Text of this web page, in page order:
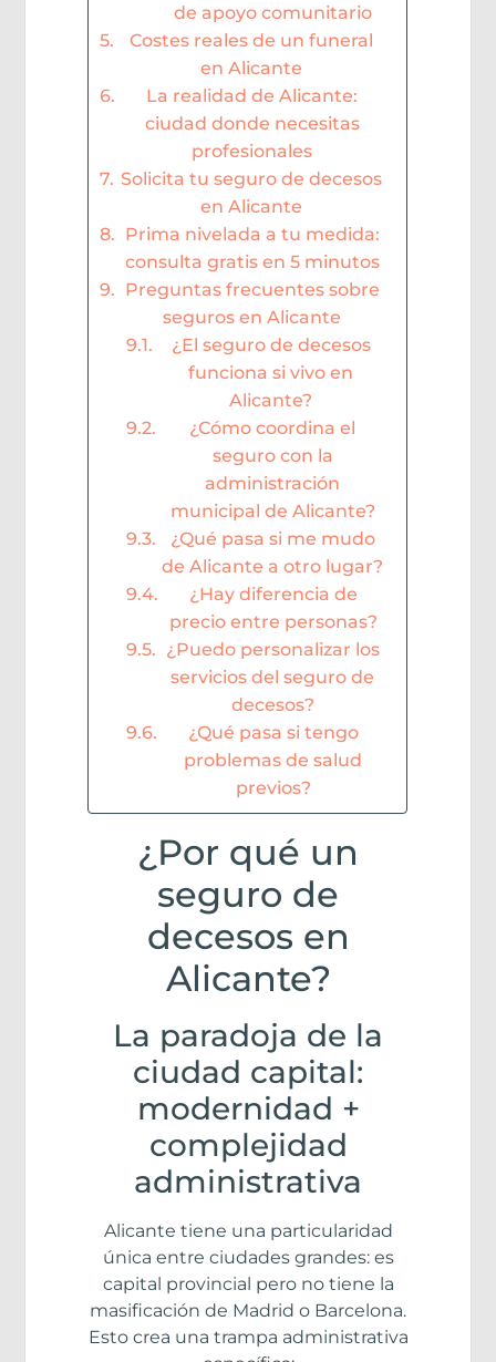
de apoyo comunitario
Costes reales de un funeral
en Alicante
La realidad de Alicante:
ciudad donde necesitas
profesionales
Solicita tu seguro de decesos
en Alicante
Prima nivelada a tu medida:
consulta gratis en 5 minutos
Preguntas frecuentes sobre
seguros en Alicante
¿El seguro de decesos
funciona si vivo en
Alicante?
¿Cómo coordina el
seguro con la
administración
municipal de Alicante?
¿Qué pasa si me mudo
de Alicante a otro lugar?
¿Hay diferencia de
precio entre personas?
¿Puedo personalizar los
servicios del seguro de
decesos?
¿Qué pasa si tengo
problemas de salud
previos?
¿Por qué un
seguro de
decesos en
Alicante?
La paradoja de la
ciudad capital:
modernidad +
complejidad
administrativa
Alicante tiene una particularidad
única entre ciudades grandes: es
capital provincial pero no tiene la
masificación de Madrid o Barcelona.
Esto crea una trampa administrativa